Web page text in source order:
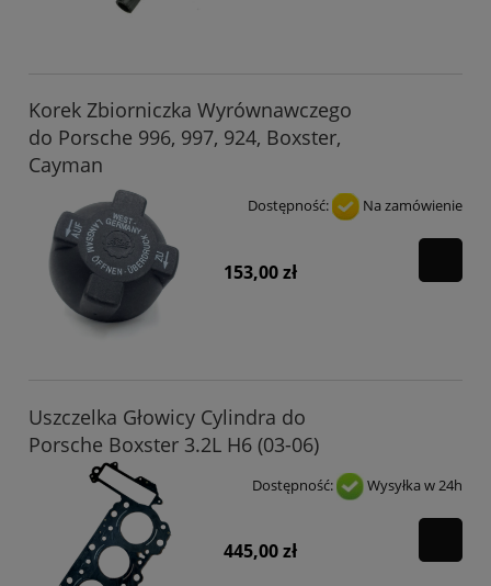
Korek Zbiorniczka Wyrównawczego
do Porsche 996, 997, 924, Boxster,
Cayman
Dostępność: Na zamówienie
153,00 zł
Uszczelka Głowicy Cylindra do
Porsche Boxster 3.2L H6 (03-06)
Dostępność: Wysyłka w 24h
445,00 zł